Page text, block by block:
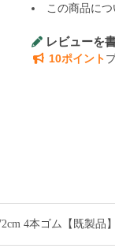
この商品に
レビューを
10ポイント
4本ゴム【既製品】